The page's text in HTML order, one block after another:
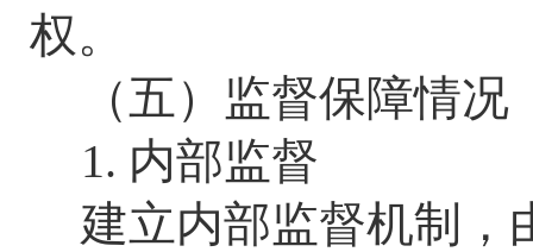
权。
（五） 监督保障情况
1. 内部监督
建立内部监督机制，